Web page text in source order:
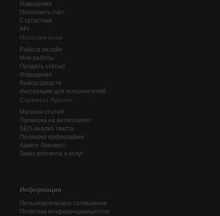
Извещения
Пополнить счёт
Статистика
API
Исполнителю
Работа онлайн
Мои работы
Продать статью
Извещения
Вывод средств
Инструкции для исполнителей
Сервисы Адвего
Магазин статей
Проверка на антиплагиат
SEO-анализ текста
Проверка орфографии
Адвего Лингвист
Заказ контента и услуг
Информация
Пользовательское соглашение
Политика конфиденциальности